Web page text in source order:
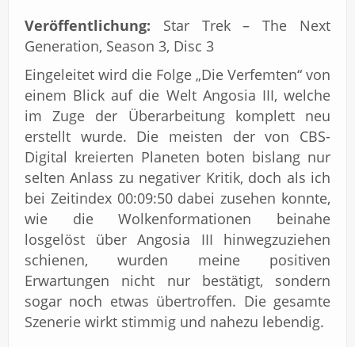
Veröffentlichung: Star Trek – The Next
Generation, Season 3, Disc 3
Eingeleitet wird die Folge „Die Verfemten“ von
einem Blick auf die Welt Angosia III, welche
im Zuge der Überarbeitung komplett neu
erstellt wurde. Die meisten der von CBS-
Digital kreierten Planeten boten bislang nur
selten Anlass zu negativer Kritik, doch als ich
bei Zeitindex 00:09:50 dabei zusehen konnte,
wie die Wolkenformationen beinahe
losgelöst über Angosia III hinwegzuziehen
schienen, wurden meine positiven
Erwartungen nicht nur bestätigt, sondern
sogar noch etwas übertroffen. Die gesamte
Szenerie wirkt stimmig und nahezu lebendig.